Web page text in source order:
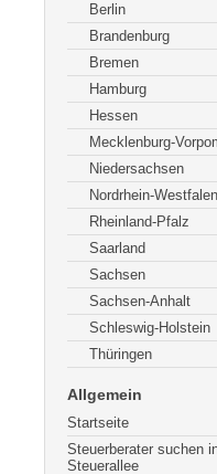
Berlin
Brandenburg
Bremen
Hamburg
Hessen
Mecklenburg-
Niedersachsen
Nordrhein-Westfalen
Rheinland-Pfalz
Saarland
Sachsen
Sachsen-Anhalt
Schleswig-Holstein
Thüringen
Allgemein
Startseite
Steuerberater suchen
Steuerallee